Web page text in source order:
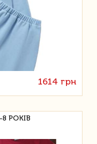
1614 грн
РОКІВ